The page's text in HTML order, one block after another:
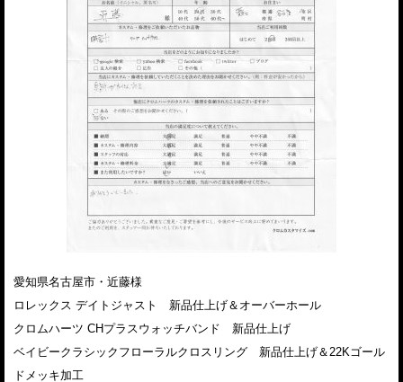
愛知県名古屋市・近藤様
ロレックス デイトジャスト 新品仕上げ＆オーバーホール
クロムハーツ CHプラスウォッチバンド 新品仕上げ
ベイビークラシックフローラルクロスリング 新品仕上げ＆22Kゴール
ドメッキ加工